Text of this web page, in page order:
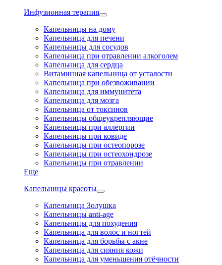
Инфузионная терапия
Капельницы на дому
Капельница для печени
Капельницы для сосудов
Капельница при отравлении алкоголем
Капельница для сердца
Витаминная капельница от усталости
Капельница при обезвоживании
Капельница для иммунитета
Капельница для мозга
Капельница от токсинов
Капельницы общеукрепляющие
Капельницы при аллергии
Капельницы при ковиде
Капельницы при остеопорозе
Капельницы при остеохондрозе
Капельницы при отравлении
Еще
Капельницы красоты
Капельница Золушка
Капельницы anti-age
Капельницы для похудения
Капельница для волос и ногтей
Капельница для борьбы с акне
Капельница для сияния кожи
Капельница для уменьшения отёчности